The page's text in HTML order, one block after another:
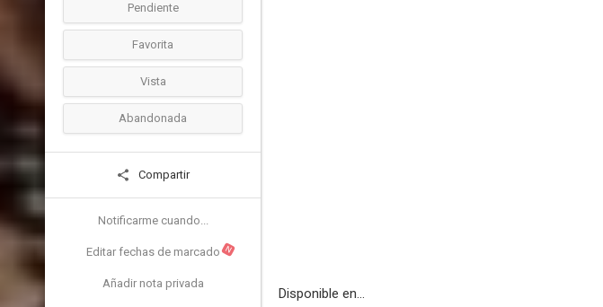
Pendiente
Favorita
Vista
Abandonada
Compartir
Notificarme cuando...
Editar fechas de marcado N
Añadir nota privada
Disponible en...